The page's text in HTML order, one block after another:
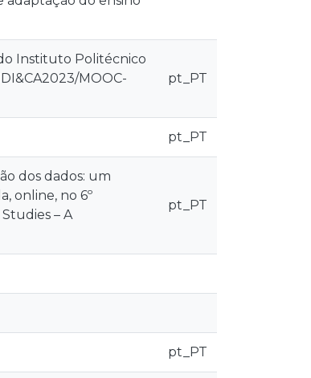
Instituto Politécnico
MOOC-
pt_PT
pt_PT
dos dados: um
online, no 6º
– A
pt_PT
pt_PT